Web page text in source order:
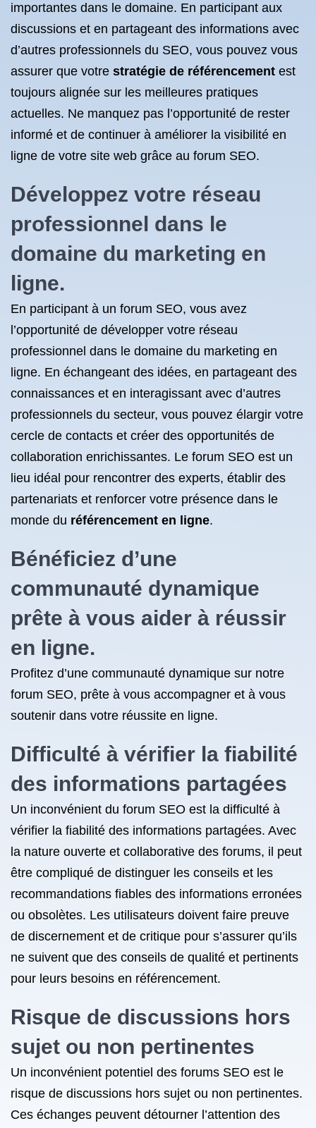
importantes dans le domaine. En participant aux
discussions et en partageant des informations avec
d’autres professionnels du SEO, vous pouvez vous
assurer que votre stratégie de référencement est
toujours alignée sur les meilleures pratiques
actuelles. Ne manquez pas l’opportunité de rester
informé et de continuer à améliorer la visibilité en
ligne de votre site web grâce au forum SEO.
Développez votre réseau
professionnel dans le
domaine du marketing en
ligne.
En participant à un forum SEO, vous avez
l’opportunité de développer votre réseau
professionnel dans le domaine du marketing en
ligne. En échangeant des idées, en partageant des
connaissances et en interagissant avec d’autres
professionnels du secteur, vous pouvez élargir votre
cercle de contacts et créer des opportunités de
collaboration enrichissantes. Le forum SEO est un
lieu idéal pour rencontrer des experts, établir des
partenariats et renforcer votre présence dans le
monde du référencement en ligne.
Bénéficiez d’une
communauté dynamique
prête à vous aider à réussir
en ligne.
Profitez d’une communauté dynamique sur notre
forum SEO, prête à vous accompagner et à vous
soutenir dans votre réussite en ligne.
Difficulté à vérifier la fiabilité
des informations partagées
Un inconvénient du forum SEO est la difficulté à
vérifier la fiabilité des informations partagées. Avec
la nature ouverte et collaborative des forums, il peut
être compliqué de distinguer les conseils et les
recommandations fiables des informations erronées
ou obsolètes. Les utilisateurs doivent faire preuve
de discernement et de critique pour s’assurer qu’ils
ne suivent que des conseils de qualité et pertinents
pour leurs besoins en référencement.
Risque de discussions hors
sujet ou non pertinentes
Un inconvénient potentiel des forums SEO est le
risque de discussions hors sujet ou non pertinentes.
Ces échanges peuvent détourner l’attention des